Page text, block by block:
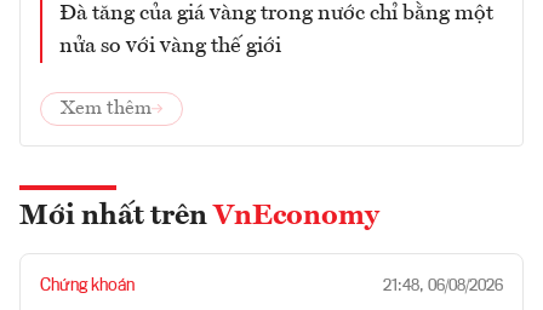
Đà tăng của giá vàng trong nước chỉ bằng một
nửa so với vàng thế giới
Xem thêm
Mới nhất trên VnEconomy
Chứng khoán 21:48, 06/08/2026